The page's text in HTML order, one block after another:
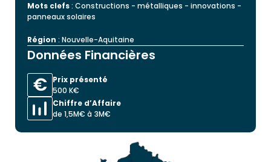
Mots clefs: Constructions - métalliques - innovations -
panneaux solaires
Région : Nouvelle-Aquitaine
Données Financières
Prix présenté
500 K€
Chiffre d’Affaire
de 1,5M€ à 3M€